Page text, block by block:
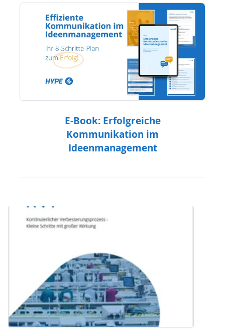
E-Book: Erfolgreiche
Kommunikation im
Ideenmanagement